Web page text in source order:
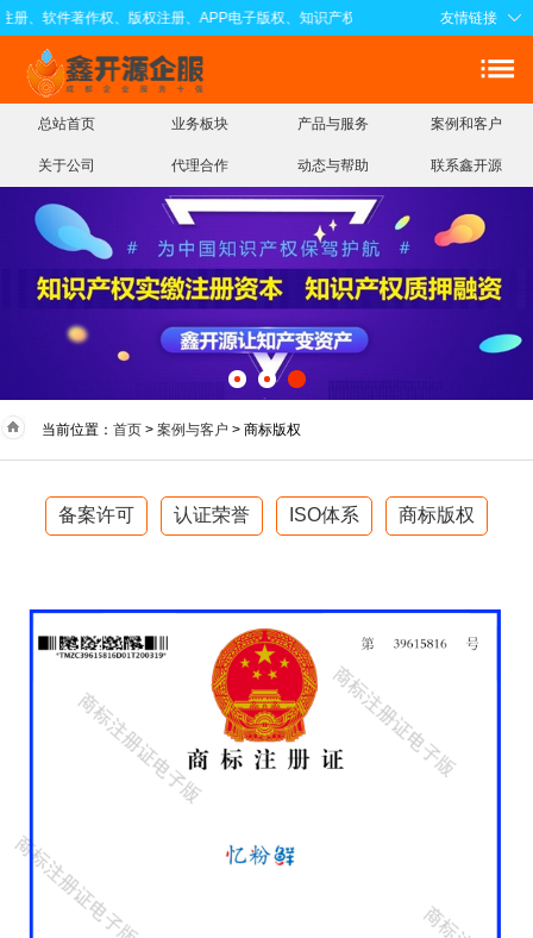
、软件著作权、版权注册、APP电子版权、知识产权实缴注册资本、知识产权质
友情链接
总站首页 业务板块 产品与服务 案例和客户
关于公司 代理合作 动态与帮助 联系鑫开源
当前位置： 首页 > 案例与客户 > 商标版权
备案许可 认证荣誉 ISO体系 商标版权